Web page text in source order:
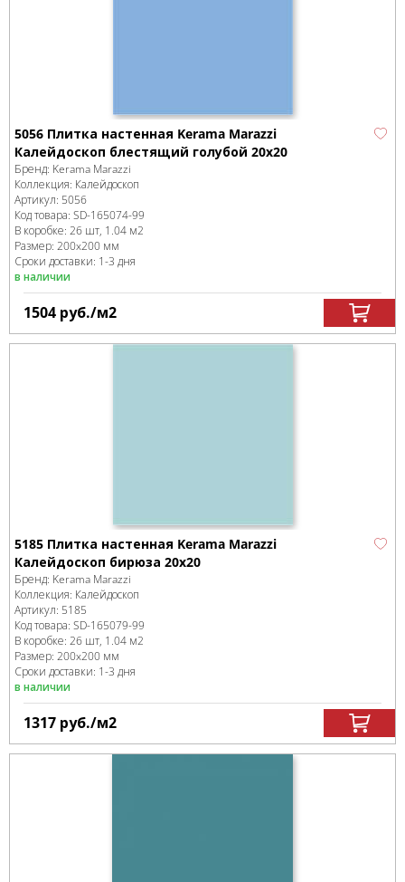
5056 Плитка настенная Kerama Marazzi
Калейдоскоп блестящий голубой 20x20
Бренд: Kerama Marazzi
Коллекция: Калейдоскоп
Артикул: 5056
Код товара: SD-165074-99
В коробке: 26 шт, 1.04 м2
Размер: 200x200 мм
Сроки доставки: 1-3 дня
в наличии
1504 руб./м2
5185 Плитка настенная Kerama Marazzi
Калейдоскоп бирюза 20x20
Бренд: Kerama Marazzi
Коллекция: Калейдоскоп
Артикул: 5185
Код товара: SD-165079-99
В коробке: 26 шт, 1.04 м2
Размер: 200x200 мм
Сроки доставки: 1-3 дня
в наличии
1317 руб./м2